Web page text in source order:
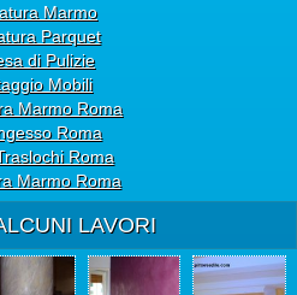
Marmo
Parquet
di Pulizie
Mobili
Marmo Roma
Roma
Roma
Marmo Roma
LAVORI